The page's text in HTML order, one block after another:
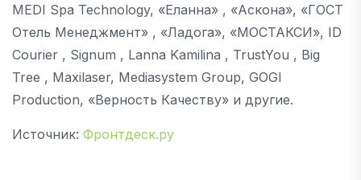
MEDI Spa Technology, «Еланна» , «Аскона», «ГОСТ
Отель Менеджмент» , «Ладога», «МОСТАКСИ», ID
Courier , Signum , Lanna Kamilina , TrustYou , Big
Tree , Maxilaser, Mediasystem Group, GOGI
Production, «Верность Качеству» и другие.
Источник: Фронтдеск.ру